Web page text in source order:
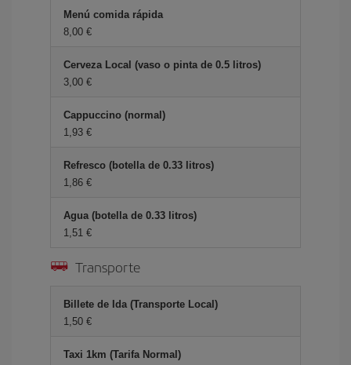
Menú comida rápida
8,00 €
Cerveza Local (vaso o pinta de 0.5 litros)
3,00 €
Cappuccino (normal)
1,93 €
Refresco (botella de 0.33 litros)
1,86 €
Agua (botella de 0.33 litros)
1,51 €
Transporte
Billete de Ida (Transporte Local)
1,50 €
Taxi 1km (Tarifa Normal)